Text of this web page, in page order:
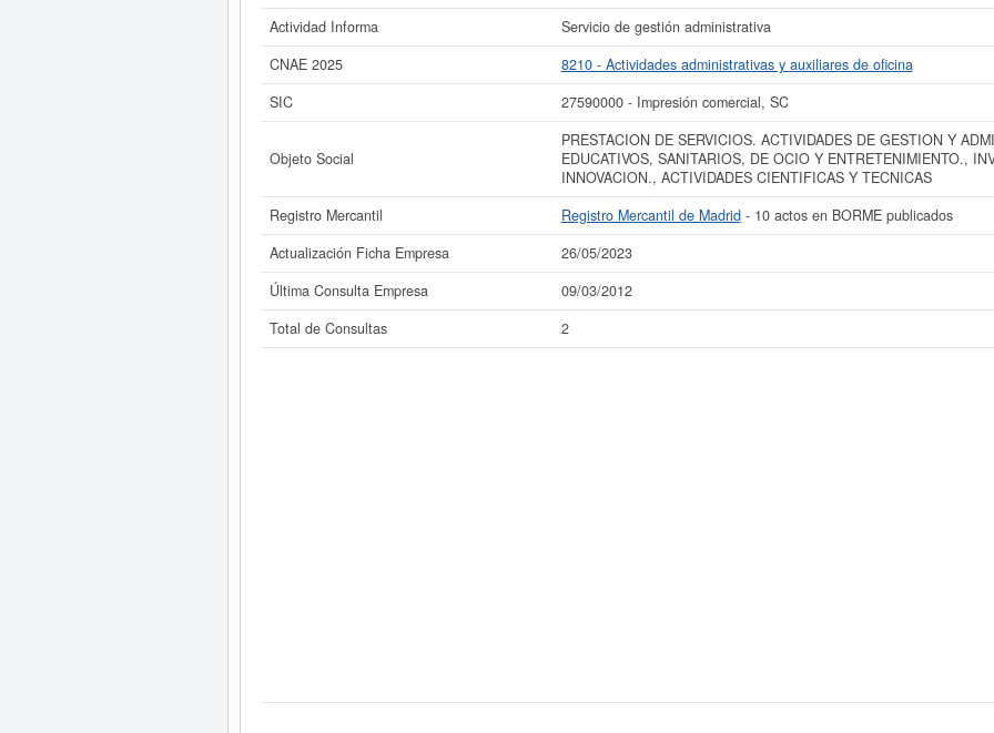
La última actualización del informe de empresa se ha realizado el 26/05/2023.
Actividad Informa
Servicio de gestión administrativa
CNAE 2025
8210 - Actividades administrativas y auxiliares de oficina
SIC
27590000 - Impresión comercial, SC
Objeto Social
PRESTACION DE SERVICIOS. ACTIVIDADES DE GESTION Y
EDUCATIVOS, SANITARIOS, DE OCIO Y ENTRETENIMIENTO.,
INNOVACION., ACTIVIDADES CIENTIFICAS Y TECNICAS
Registro Mercantil
Registro Mercantil de Madrid- 10 actos en BORME publicados
Actualización Ficha Empresa
26/05/2023
Última Consulta Empresa
09/03/2012
Total de Consultas
2